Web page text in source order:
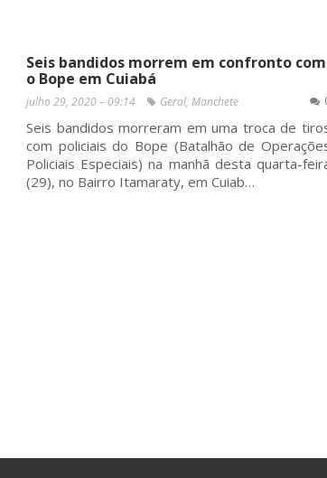
Seis bandidos morrem em confronto com
o Bope em Cuiabá
julho 29, 2020 – 09:14 Geral, Manchete
Seis bandidos morreram em uma troca de
com policiais do Bope (Batalhão de
Policiais Especiais) na manhã desta quarta-
(29), no Bairro Itamaraty, em Cuiab…